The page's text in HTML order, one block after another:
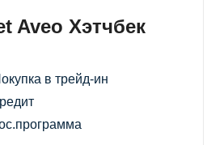
Aveo Хэтчбек
в трейд-ин